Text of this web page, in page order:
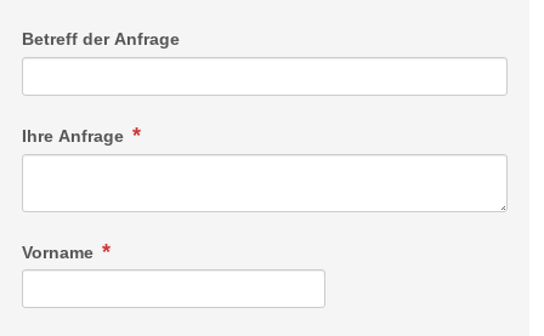
Betreff der Anfrage
Ihre Anfrage
Vorname